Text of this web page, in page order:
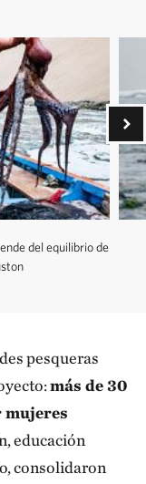
del equilibrio de
pesqueras
más de 30
mujeres
educación
consolidaron